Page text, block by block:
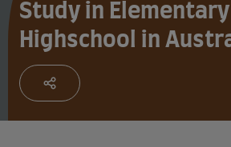
After receiving an offer
Prepare to depart
Study in
Highschool in